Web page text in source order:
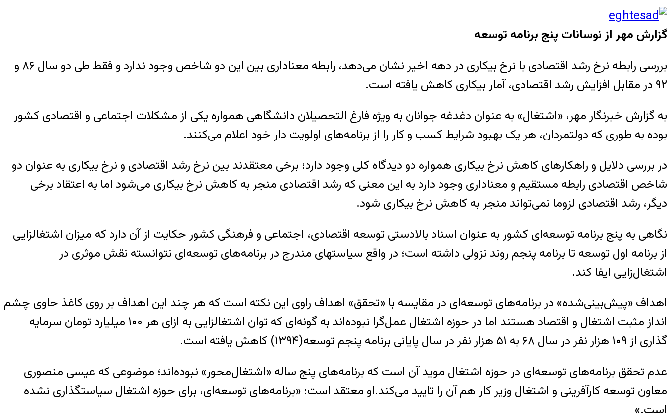
گزارش مهر از نوسانات پنج برنامه توسعه
بررسی رابطه نرخ رشد اقتصادی با نرخ بیکاری در دهه اخیر نشان می‌دهد، رابطه معناداری بین این دو شاخص وجود ندارد و فقط طی دو سال ۸۶ و
۹۲ در مقابل افزایش رشد اقتصادی، آمار بیکاری کاهش یافته است.
به گزارش خبرنگار مهر، «اشتغال» به عنوان دغدغه جوانان به ویژه فارغ التحصیلان دانشگاهی همواره یکی از مشکلات اجتماعی و اقتصادی کشور
بوده به طوری که دولتمردان، هر یک بهبود شرایط کسب و کار را از برنامه‌های اولویت دار خود اعلام می‌کنند.
در بررسی دلایل و راهکارهای کاهش نرخ بیکاری همواره دو دیدگاه کلی وجود دارد؛ برخی معتقدند بین نرخ رشد اقتصادی و نرخ بیکاری به عنوان دو
شاخص اقتصادی رابطه مستقیم و معناداری وجود دارد به این معنی که رشد اقتصادی منجر به کاهش نرخ بیکاری می‌شود اما به اعتقاد برخی
دیگر، رشد اقتصادی لزوما نمی‌تواند منجر به کاهش نرخ بیکاری شود.
نگاهی به پنج برنامه توسعه‌ای کشور به عنوان اسناد بالادستی توسعه اقتصادی، اجتماعی و فرهنگی کشور حکایت از آن دارد که میزان اشتغالزایی
از برنامه اول توسعه تا برنامه پنجم روند نزولی داشته است؛ در واقع سیاستهای مندرج در برنامه‌های توسعه‌ای نتوانسته نقش موثری در
اشتغال‌زایی ایفا کند.
اهداف «پیش‌بینی‌شده» در برنامه‌های توسعه‌ای در مقایسه با «تحقق» اهداف راوی این نکته است که هر چند این اهداف بر روی کاغذ حاوی چشم
انداز مثبت اشتغال و اقتصاد هستند اما در حوزه اشتغال عمل‌گرا نبوده‌اند به گونه‌ای که توان اشتغالزایی به ازای هر ۱۰۰ میلیارد تومان سرمایه
گذاری از ۱۰۹ هزار نفر در سال ۶۸ به ۵۱ هزار نفر در سال پایانی برنامه پنجم توسعه(۱۳۹۴) کاهش یافته است.
عدم تحقق برنامه‌های توسعه‌ای در حوزه اشتغال موید آن است که برنامه‌های پنج ساله «اشتغال‌محور» نبوده‌اند؛ موضوعی که عیسی منصوری
معاون توسعه کارآفرینی و اشتغال وزیر کار هم آن را تایید می‌کند.او معتقد است: «برنامه‌های توسعه‌ای، برای حوزه اشتغال سیاستگذاری نشده
است.»